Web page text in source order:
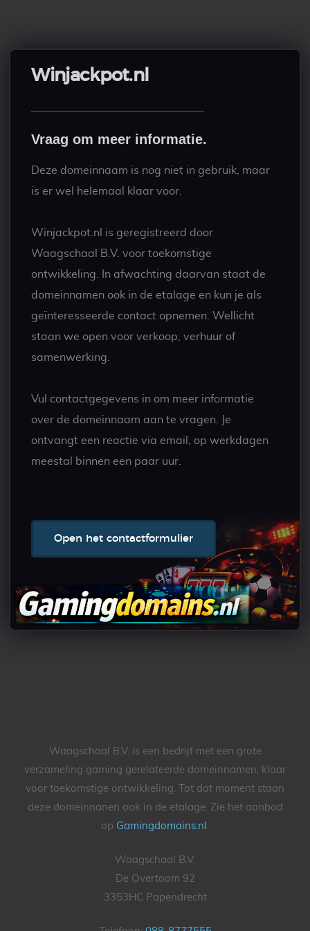
Winjackpot.nl
Vraag om meer informatie.
Deze domeinnaam is nog niet in gebruik, maar
is er wel helemaal klaar voor.
Winjackpot.nl is geregistreerd door
Waagschaal B.V. voor toekomstige
ontwikkeling. In afwachting daarvan staat de
domeinnamen ook in de etalage en kun je als
geïnteresseerde contact opnemen. Wellicht
staan we open voor verkoop, verhuur of
samenwerking.
Vul contactgegevens in om meer informatie
over de domeinnaam aan te vragen. Je
ontvangt een reactie via email, op werkdagen
meestal binnen een paar uur.
Waagschaal B.V. is een bedrijf met een grote
verzameling gaming gerelateerde domeinnamen, klaar
voor toekomstige ontwikkeling. Tot dat moment staan
deze domeinnanen ook in de etalage. Zie het aanbod
op Gamingdomains.nl .
Waagschaal B.V.
De Overtoom 92
3353HC Papendrecht